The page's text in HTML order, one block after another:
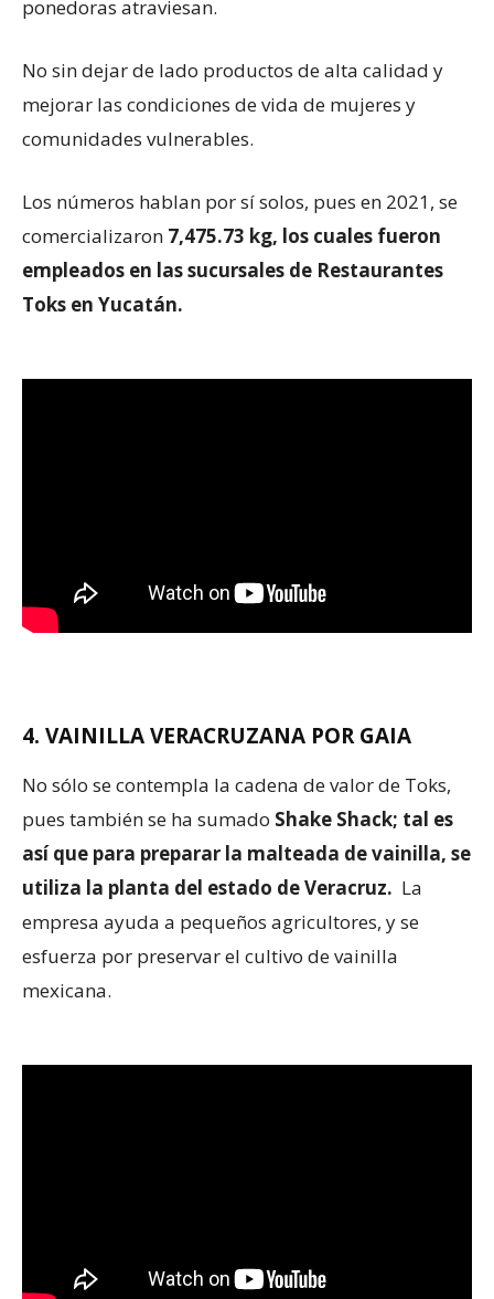
ponedoras atraviesan.
No sin dejar de lado productos de alta calidad y
mejorar las condiciones de vida de mujeres y
comunidades vulnerables.
Los números hablan por sí solos, pues en 2021, se
comercializaron 7,475.73 kg, los cuales fueron
empleados en las sucursales de Restaurantes
Toks en Yucatán.
4. VAINILLA VERACRUZANA POR GAIA
No sólo se contempla la cadena de valor de Toks,
pues también se ha sumado Shake Shack; tal es
así que para preparar la malteada de vainilla, se
utiliza la planta del estado de Veracruz. La
empresa ayuda a pequeños agricultores, y se
esfuerza por preservar el cultivo de vainilla
mexicana.